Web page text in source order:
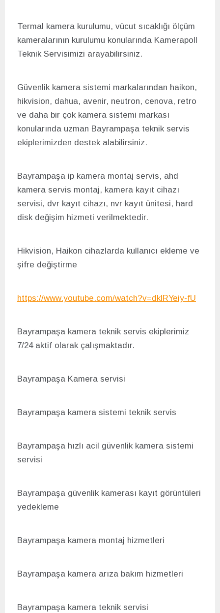
Termal kamera kurulumu, vücut sıcaklığı ölçüm
kameralarının kurulumu konularında Kamerapoll
Teknik Servisimizi arayabilirsiniz.
Güvenlik kamera sistemi markalarından haikon,
hikvision, dahua, avenir, neutron, cenova, retro
ve daha bir çok kamera sistemi markası
konularında uzman Bayrampaşa teknik servis
ekiplerimizden destek alabilirsiniz.
Bayrampaşa ip kamera montaj servis, ahd
kamera servis montaj, kamera kayıt cihazı
servisi, dvr kayıt cihazı, nvr kayıt ünitesi, hard
disk değişim hizmeti verilmektedir.
Hikvision, Haikon cihazlarda kullanıcı ekleme ve
şifre değiştirme
https://www.youtube.com/watch?v=dklRYeiy-fU
Bayrampaşa kamera teknik servis ekiplerimiz
7/24 aktif olarak çalışmaktadır.
Bayrampaşa Kamera servisi
Bayrampaşa kamera sistemi teknik servis
Bayrampaşa hızlı acil güvenlik kamera sistemi
servisi
Bayrampaşa güvenlik kamerası kayıt görüntüleri
yedekleme
Bayrampaşa kamera montaj hizmetleri
Bayrampaşa kamera arıza bakım hizmetleri
Bayrampaşa kamera teknik servisi